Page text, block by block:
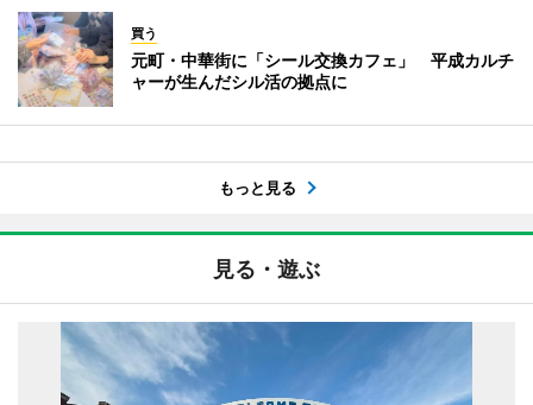
買う
元町・中華街に「シール交換カフェ」 平成カルチ
ャーが生んだシル活の拠点に
もっと見る
見る・遊ぶ